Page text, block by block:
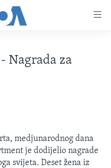
Nagrada za
medjunarodnog dana
je dodijelio nagrade
svijeta. Deset žena iz